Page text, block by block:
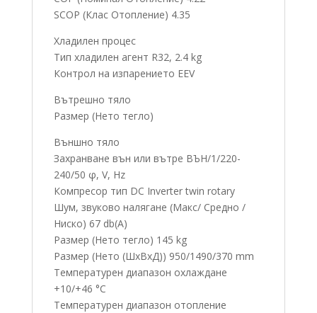
SCOP (Клас Отопление) 4.35
Хладилен процес
Тип хладилен агент R32, 2.4 kg
Контрол на изпарението EEV
Вътрешно тяло
Размер (Нето тегло)
Външно тяло
Захранване вън или вътре ВЪН/1/220-
240/50 φ, V, Hz
Компресор тип DC Inverter twin rotary
Шум, звуково налягане (Макс/ Средно /
Ниско) 67 db(A)
Размер (Нето тегло) 145 kg
Размер (Нето (ШxВxД)) 950/1490/370 mm
Температурен диапазон охлаждане
+10/+46 °C
Температурен диапазон отопление